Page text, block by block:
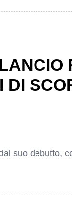
DI
suo debutto,